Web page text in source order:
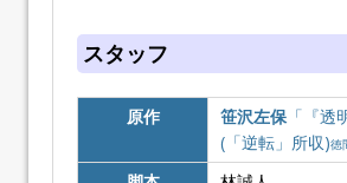
スタッフ
原作 笹沢左保 「『透
(「逆転」所収)徳